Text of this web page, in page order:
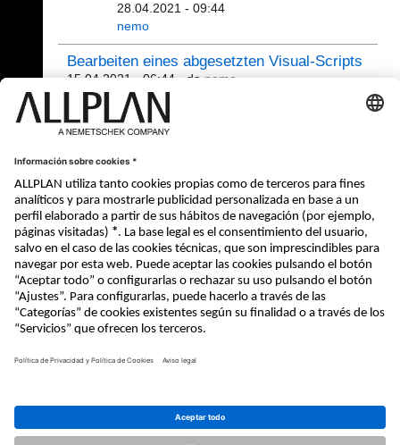
28.04.2021 - 09:44
nemo
Bearbeiten eines abgesetzten Visual-Scripts
15.04.2021 - 06:44 - de nemo
Visual Scripting
(4/334)
28.04.2021 - 08:36
nemo
321 - 340 (392)
⇤ 14 15 18 19 » ⇥
© ALLPLAN Systems España, S.A ALLPLAN, un empresa del
Nemetschek